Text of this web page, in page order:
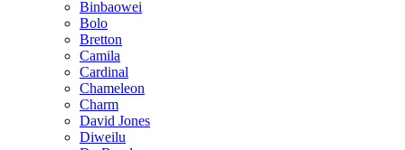
Binbaowei
Bolo
Bretton
Camila
Cardinal
Chameleon
Charm
David Jones
Diweilu